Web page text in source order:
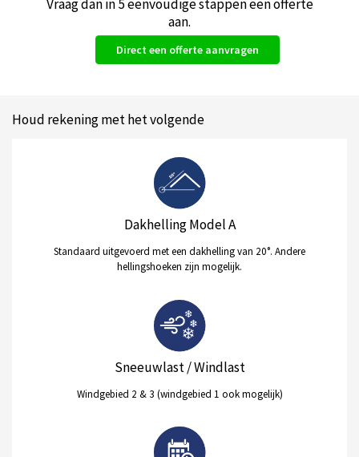
Vraag dan in 5 eenvoudige stappen een offerte
aan.
Direct een offerte aanvragen
Houd rekening met het volgende
Dakhelling Model A
Standaard uitgevoerd met een dakhelling van 20°. Andere
hellingshoeken zijn mogelijk.
Sneeuwlast / Windlast
Windgebied 2 & 3 (windgebied 1 ook mogelijk)